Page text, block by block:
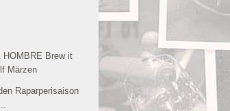
HOMBRE Brew it
Märzen
Raparperisaison